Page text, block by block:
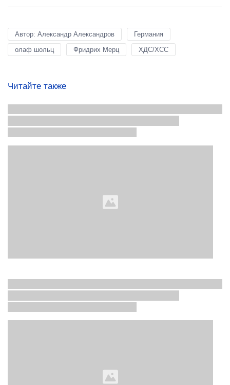
Автор: Александр Александров
Германия
олаф шольц
Фридрих Мерц ХДС/ХСС
Читайте также